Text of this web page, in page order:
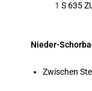
1 S 635
Nieder-
Zwischen